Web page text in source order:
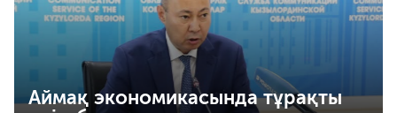
Аймақ экономикасында тұрақты